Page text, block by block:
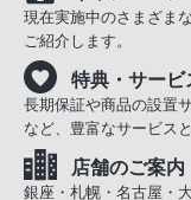
現在実施中のさまざま
ご紹介します。
特典・サービ
長期保証や商品の設置
など、豊富なサービス
店舗のご案内
銀座・札幌・名古屋・